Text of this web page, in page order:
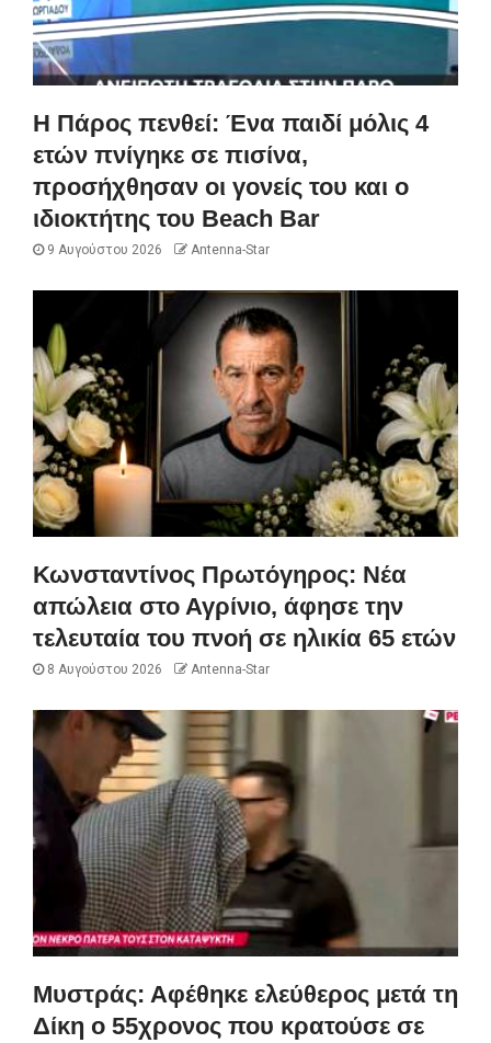
Η Πάρος πενθεί: Ένα παιδί μόλις 4
ετών πνίγηκε σε πισίνα,
προσήχθησαν οι γονείς του και ο
ιδιοκτήτης του Beach Bar
9 Αυγούστου 2026 Antenna-Star
Κωνσταντίνος Πρωτόγηρος: Νέα
απώλεια στο Αγρίνιο, άφησε την
τελευταία του πνοή σε ηλικία 65 ετών
8 Αυγούστου 2026 Antenna-Star
Μυστράς: Αφέθηκε ελεύθερος μετά τη
Δίκη ο 55χρονος που κρατούσε σε